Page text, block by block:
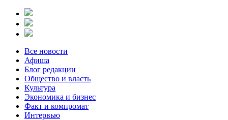
Все новости
Афиша
Блог редакции
Общество и власть
Культура
Экономика и бизнес
Факт и компромат
Интервью